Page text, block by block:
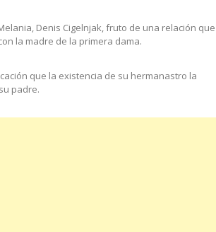
Denis Cigelnjak, fruto de una relación que
la madre de la primera dama.
que la existencia de su hermanastro la
padre.